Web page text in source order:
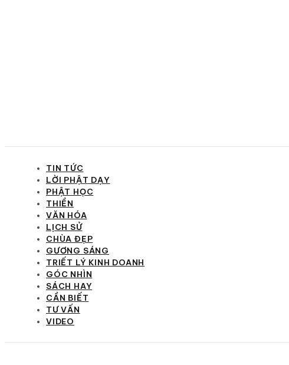
TIN TỨC
LỜI PHẬT DẠY
PHẬT HỌC
THIỀN
VĂN HÓA
LỊCH SỬ
CHÙA ĐẸP
GƯƠNG SÁNG
TRIẾT LÝ KINH DOANH
GÓC NHÌN
SÁCH HAY
CẦN BIẾT
TƯ VẤN
VIDEO